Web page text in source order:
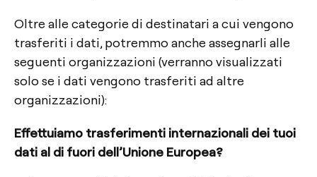
Oltre alle categorie di destinatari a cui vengono
trasferiti i dati, potremmo anche assegnarli alle
seguenti organizzazioni (verranno visualizzati
solo se i dati vengono trasferiti ad altre
organizzazioni):
Effettuiamo trasferimenti internazionali dei tuoi
dati al di fuori dell’Unione Europea?